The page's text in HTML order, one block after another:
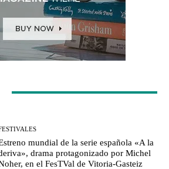
mundial de la serie española «A la
drama protagonizado por Michel
en el FesTVal de Vitoria-Gasteiz